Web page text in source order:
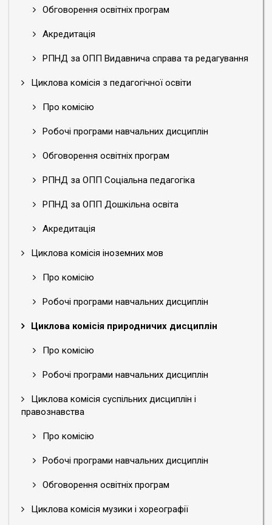
Обговорення освітніх програм
Акредитація
РПНД за ОПП Видавнича справа та редагування
Циклова комісія з педагогічної освіти
Про комісію
Робочі програми навчальних дисциплін
Обговорення освітніх програм
РПНД за ОПП Соціальна педагогіка
РПНД за ОПП Дошкільна освіта
Акредитація
Циклова комісія іноземних мов
Про комісію
Робочі програми навчальних дисциплін
Циклова комісія природничих дисциплін
Про комісію
Робочі програми навчальних дисциплін
Циклова комісія суспільних дисциплін і
правознавства
Про комісію
Робочі програми навчальних дисциплін
Обговорення освітніх програм
Циклова комісія музики і хореографії